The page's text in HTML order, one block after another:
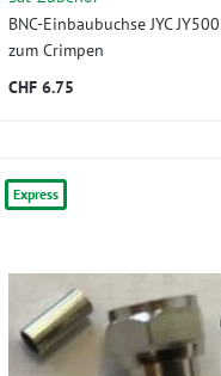
BNC-Einbaubuchse JYC
zum Crimpen
CHF 6.75
Express